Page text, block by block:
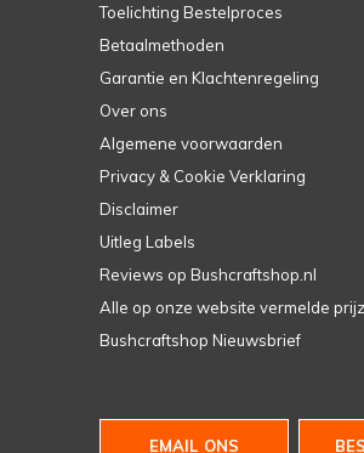
Toelichting Bestelproces
Betaalmethoden
Garantie en Klachtenregeling
Over ons
Algemene voorwaarden
Privacy & Cookie Verklaring
Disclaimer
Uitleg Labels
Reviews op Bushcraftshop.nl
Alle op onze website vermelde
Bushcraftshop Nieuwsbrief
EMAIL ONS